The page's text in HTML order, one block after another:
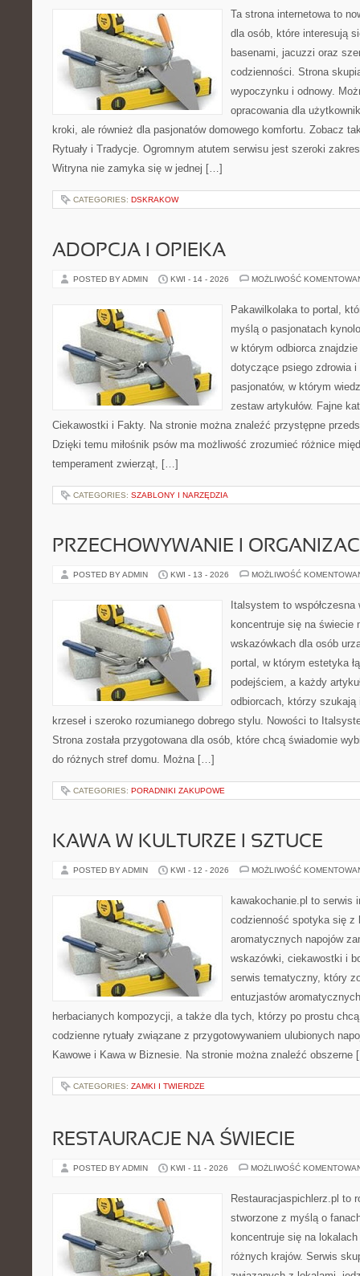
Ta strona internetowa to
dla osób, które interesują
basenami, jacuzzi oraz
codzienności. Strona
wypoczynku i odnowy.
opracowania dla
kroki, ale również dla pasjonatów domowego komfortu. Zobacz
Rytuały i Tradycje. Ogromnym atutem serwisu jest szeroki
Witryna nie zamyka się w jednej […]
CATEGORIES: DSKRAKOW
ADOPCJA I OPIEKA
POSTED BY ADMIN KWI - 14 - 2026 MOŻLIWOŚĆ
Pakawilkolaka to portal,
myślą o pasjonatach
w którym odbiorca
dotyczące psiego zdrowia
pasjonatów, w którym
zestaw artykułów. Fajne
Ciekawostki i Fakty. Na stronie można znaleźć przystępne
Dzięki temu miłośnik psów ma możliwość zrozumieć różnice
temperament zwierząt, […]
CATEGORIES: SZABLONY I NARZĘDZIA
PRZECHOWYWANIE I
POSTED BY ADMIN KWI - 13 - 2026 MOŻLIWOŚĆ
Italsystem to
koncentruje się na świecie
wskazówkach dla osób
portal, w którym estetyka
podejściem, a każdy
odbiorcach, którzy
krzeseł i szeroko rozumianego dobrego stylu. Nowości to
Strona została przygotowana dla osób, które chcą świadomie
do różnych stref domu. Można […]
CATEGORIES: PORADNIKI ZAKUPOWE
KAWA W KULTURZE I SZTUCE
POSTED BY ADMIN KWI - 12 - 2026 MOŻLIWOŚĆ
kawakochanie.pl to serwis
codzienność spotyka się z
aromatycznych napojów
wskazówki, ciekawostki i
serwis tematyczny, który
entuzjastów
herbacianych kompozycji, a także dla tych, którzy po prostu
codzienne rytuały związane z przygotowywaniem ulubionych
Kawowe i Kawa w Biznesie. Na stronie można znaleźć
CATEGORIES: ZAMKI I TWIERDZE
RESTAURACJE NA ŚWIECIE
POSTED BY ADMIN KWI - 11 - 2026 MOŻLIWOŚĆ
Restauracjaspichlerz.pl to
stworzone z myślą o
koncentruje się na
różnych krajów. Serwis